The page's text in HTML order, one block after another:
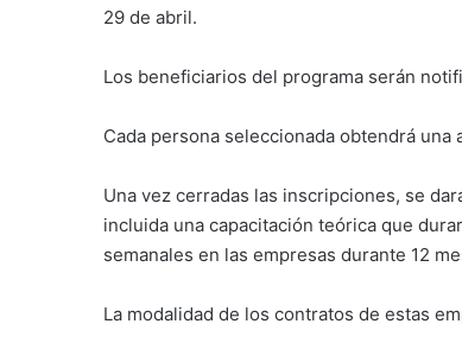
29 de abril.
Los beneficiarios del programa serán
Cada persona seleccionada obtendrá
Una vez cerradas las inscripciones, se
incluida una capacitación teórica que
semanales en las empresas durante 12
La modalidad de los contratos de estas